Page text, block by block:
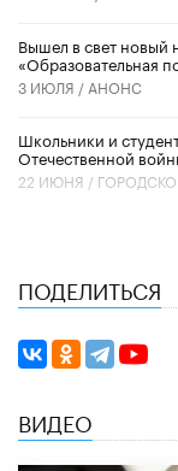
Вышел в свет новый
«Образовательная
3 ИЮЛЯ / АНОНС
Школьники и
Отечественной
22 ИЮНЯ /
ПОДЕЛИТЬСЯ
ВИДЕО